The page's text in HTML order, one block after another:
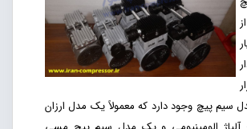
سیم پیچ وجود دارد که معمولاً یک مدل ارزان